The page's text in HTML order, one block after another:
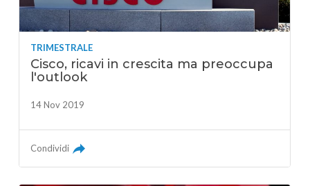
TRIMESTRALE
Cisco, ricavi in crescita ma preoccupa
l'outlook
14 Nov 2019
Condividi